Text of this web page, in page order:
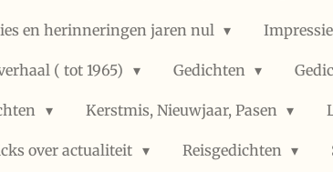
en herinneringen jaren nul
( tot 1965) Gedichten
Kerstmis, Nieuwjaar, Pasen
over actualiteit Reisgedichten